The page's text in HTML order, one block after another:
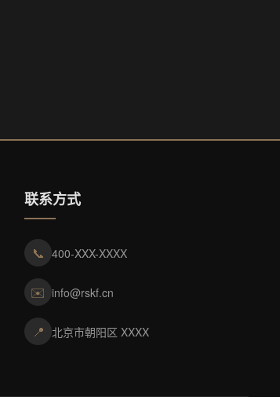
联系方式
📞 400-XXX-XXXX
✉️ info@rskf.cn
📍 北京市朝阳区 XXXX